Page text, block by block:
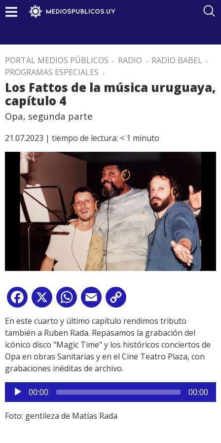
PORTAL MEDIOS PÚBLICOS . RADIO . RADIO BABEL .
PROGRAMAS ESPECIALES .
Los Fattos de la música uruguaya,
capítulo 4
Opa, segunda parte
21.07.2023 | tiempo de lectura: < 1 minuto
Facebook
X WhatsApp
Email
Link
En este cuarto y último capítulo rendimos tributo
también a Ruben Rada. Repasamos la grabación del
icónico disco "Magic Time" y los históricos conciertos de
Opa en obras Sanitarias y en el Cine Teatro Plaza, con
grabaciones inéditas de archivo.
Reproductor
de
audio
00:00 00:00
Foto: gentileza de Matías Rada